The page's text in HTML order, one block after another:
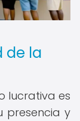
de la
lucrativa es
presencia y